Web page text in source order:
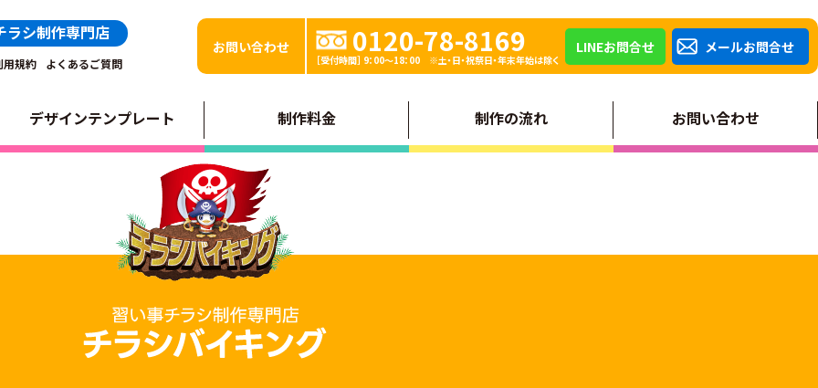
ラシ制作専門店
用規約 よくあるご質問
お問い合わせ 0120-78-8169
［受付時間］ 9：00～18：00 ※土・日・祝祭日・年末年始は除く
LINEお問合せ メールお問合せ
デザインテンプレート 制作料金 制作の流れ お問い合わせ